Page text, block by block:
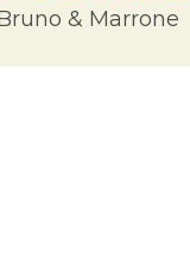
& Marrone